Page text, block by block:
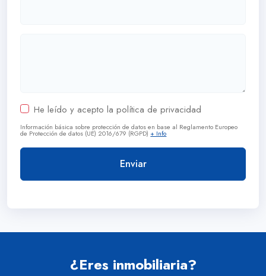
He leído y acepto la política de privacidad
Información básica sobre protección de datos en base al Reglamento Europeo
de Protección de datos (UE) 2016/679 (RGPD)+ Info
¿Eres inmobiliaria?